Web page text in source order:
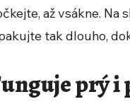
až vsákne.
tak dlouho,
prý i